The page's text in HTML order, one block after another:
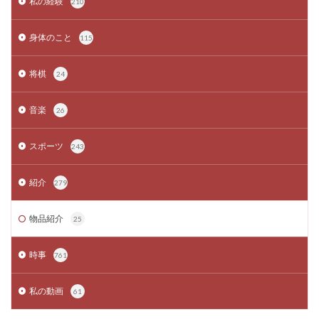
身体のこと 115
将棋 24
音楽 26
スポーツ 243
紹介 279
物品紹介 25
時事 761
私の動画 61